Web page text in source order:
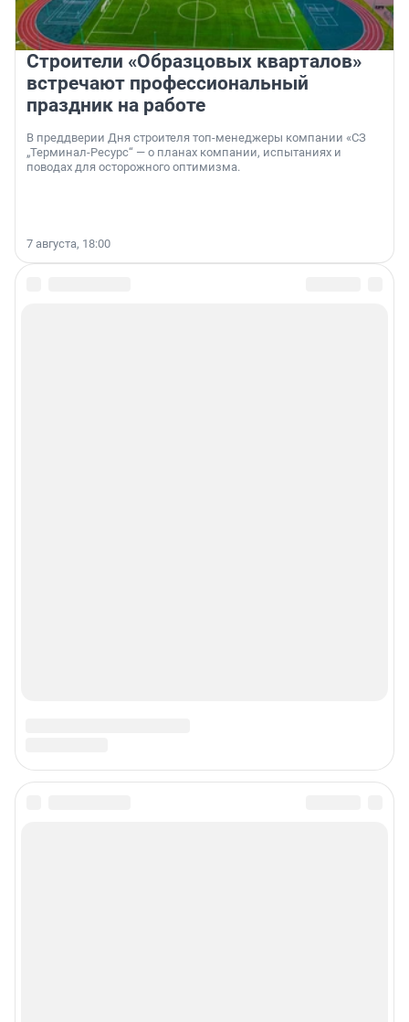
Строители «Образцовых кварталов»
встречают профессиональный
праздник на работе
В преддверии Дня строителя топ-менеджеры компании «СЗ
„Терминал-Ресурс“ — о планах компании, испытаниях и
поводах для осторожного оптимизма.
7 августа, 18:00